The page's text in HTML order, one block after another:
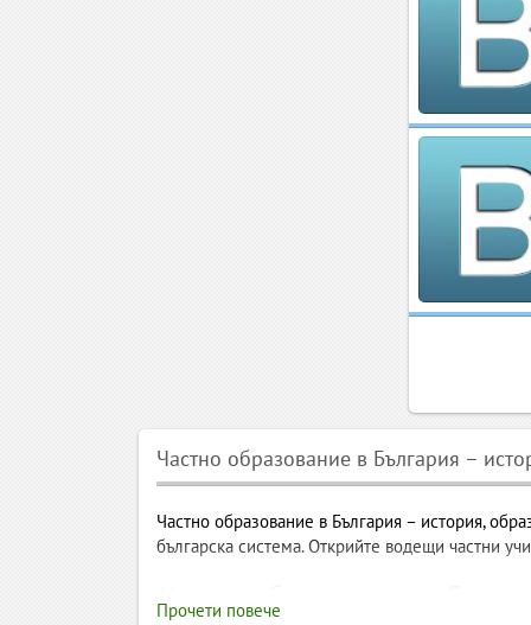
Частно образование в България –
Частно образование в България – история,
българска система. Открийте водещи частни
Частно образование в
Прочети повече